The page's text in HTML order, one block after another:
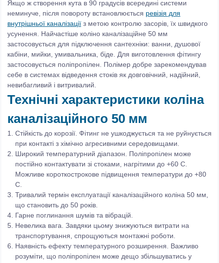
Якщо ж створення кута в 90 градусів всередині системи
неминуче, після повороту встановлюється ревізія для
внутрішньої каналізації з метою контролю засорів, їх швидкого
усунення. Найчастіше коліно каналізаційне 50 мм
застосовується для підключення сантехніки: ванни, душової
кабіни, мийки, умивальника, біде. Для виготовлення фітингу
застосовується поліпропілен. Полімер добре зарекомендував
себе в системах відведення стоків як довговічний, надійний,
невибагливий і витривалий.
Технічні характеристики коліна
каналізаційного 50 мм
Стійкість до корозії. Фітинг не ушкоджується та не руйнується
при контакті з хімічно агресивними середовищами.
Широкий температурний діапазон. Поліпропілен може
постійно контактувати зі стоками, нагрітими до +60 С.
Можливе короткострокове підвищення температури до +80
С.
Тривалий термін експлуатації каналізаційного коліна 50 мм,
що становить до 50 років.
Гарне поглинання шумів та вібрацій.
Невелика вага. Завдяки цьому знижуються витрати на
транспортування, спрощуються монтажні роботи.
Наявність ефекту температурного розширення. Важливо
розуміти, що поліпропілен може дещо збільшуватись у